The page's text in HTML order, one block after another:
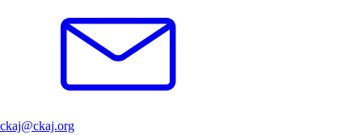
ckaj@ckaj.org